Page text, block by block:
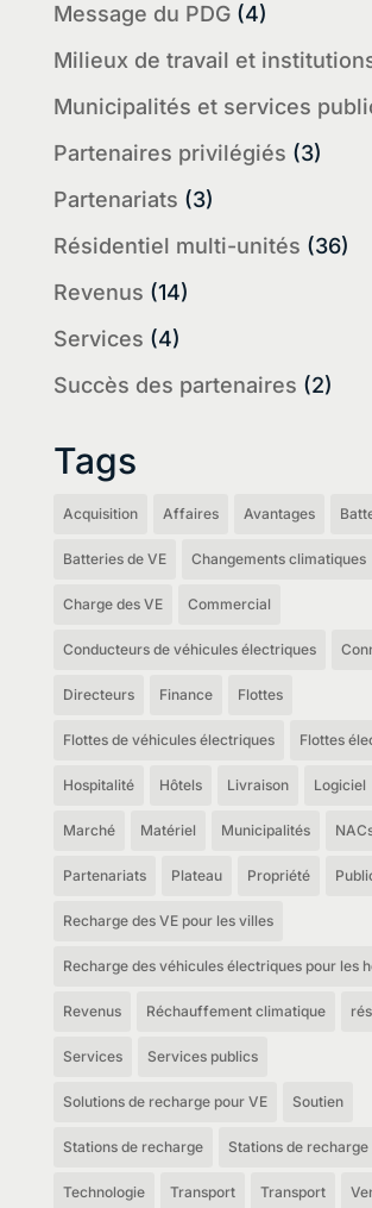
Message du PDG(4)
Milieux de travail et
Municipalités et services
Partenaires privilégiés (3)
Partenariats (3)
Résidentiel multi-unités (36)
Revenus (14)
Services (4)
Succès des partenaires (2)
Tags
Acquisition Affaires Avantages
Batteries de VE Changements climatiques
Charge des VE Commercial
Conducteurs de véhicules électriques
Directeurs Finance Flottes
Flottes de véhicules électriques Flottes
Hospitalité Hôtels Livraison Logiciel
Marché Matériel Municipalités
Partenariats Plateau Propriété
Recharge des VE pour les villes
Recharge des véhicules électriques pour les
Revenus Réchauffement climatique
Services Services publics
Solutions de recharge pour VE Soutien
Stations de recharge Stations de recharge
Technologie Transport Transport